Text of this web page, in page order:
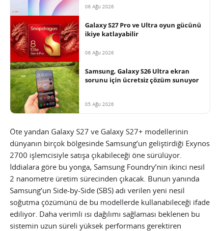
06 Ağu 2026
Galaxy S27 Pro ve Ultra oyun gücünü
ikiye katlayabilir
06 Ağu 2026
Samsung, Galaxy S26 Ultra ekran
sorunu için ücretsiz çözüm sunuyor
05 Ağu 2026
Öte yandan Galaxy S27 ve Galaxy S27+ modellerinin
dünyanın birçok bölgesinde Samsung’un geliştirdiği Exynos
2700 işlemcisiyle satışa çıkabileceği öne sürülüyor.
İddialara göre bu yonga, Samsung Foundry’nin ikinci nesil
2 nanometre üretim sürecinden çıkacak. Bunun yanında
Samsung’un Side-by-Side (SBS) adı verilen yeni nesil
soğutma çözümünü de bu modellerde kullanabileceği ifade
ediliyor. Daha verimli ısı dağılımı sağlaması beklenen bu
sistemin uzun süreli yüksek performans gerektiren